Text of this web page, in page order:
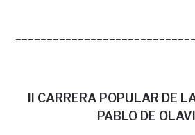
II CARRERA POPULAR DE
PABLO DE